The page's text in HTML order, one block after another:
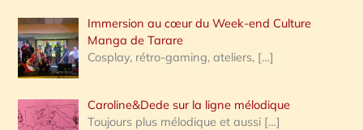
:
Immersion au cœur du Week-end Culture
Manga de Tarare
Cosplay, rétro-gaming, ateliers, […]
Caroline&Dede sur la ligne mélodique
Toujours plus mélodique et aussi […]